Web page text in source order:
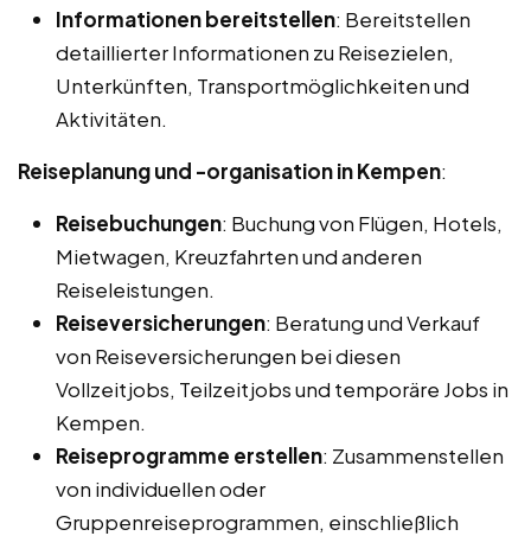
Informationen bereitstellen: Bereitstellen
detaillierter Informationen zu Reisezielen,
Unterkünften, Transportmöglichkeiten und
Aktivitäten.
Reiseplanung und -organisation in Kempen:
Reisebuchungen: Buchung von Flügen, Hotels,
Mietwagen, Kreuzfahrten und anderen
Reiseleistungen.
Reiseversicherungen: Beratung und Verkauf
von Reiseversicherungen bei diesen
Vollzeitjobs, Teilzeitjobs und temporäre Jobs in
Kempen.
Reiseprogramme erstellen: Zusammenstellen
von individuellen oder
Gruppenreiseprogrammen, einschließlich